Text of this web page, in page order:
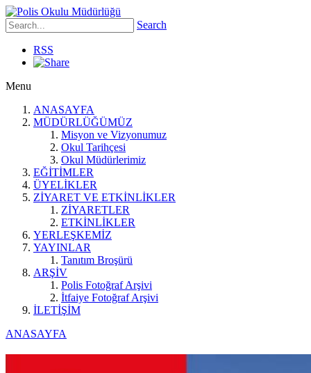
Search
RSS
Menu
ANASAYFA
MÜDÜRLÜĞÜMÜZ
Misyon ve Vizyonumuz
Okul Tarihçesi
Okul Müdürlerimiz
EĞİTİMLER
ÜYELİKLER
ZİYARET VE ETKİNLİKLER
ZİYARETLER
ETKİNLİKLER
YERLEŞKEMİZ
YAYINLAR
Tanıtım Broşürü
ARŞİV
Polis Fotoğraf Arşivi
İtfaiye Fotoğraf Arşivi
İLETİŞİM
ANASAYFA